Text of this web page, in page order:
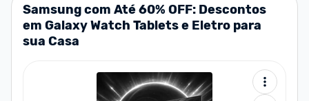
Samsung com Até 60% OFF: Descontos
em Galaxy Watch Tablets e Eletro para
sua Casa